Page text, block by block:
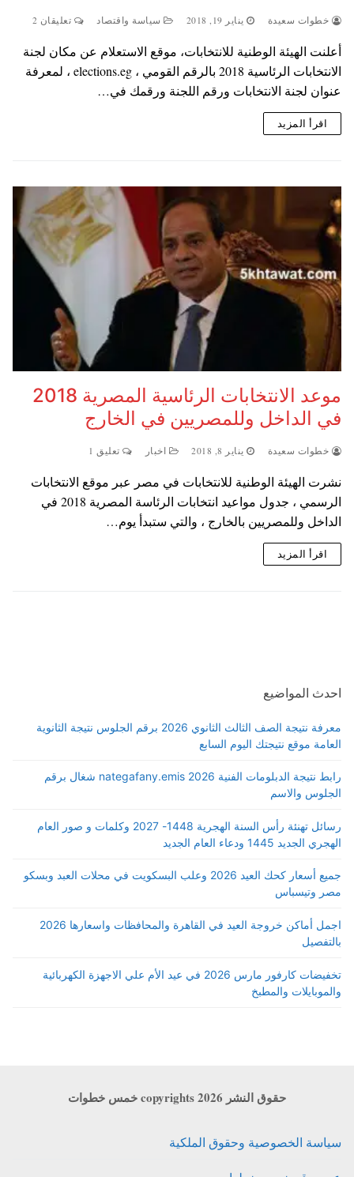
خطوات سعيدة يناير 19, 2018 سياسة واقتصاد تعليقان 2
أعلنت الهيئة الوطنية للانتخابات، موقع الاستعلام عن مكان لجنة
الانتخابات الرئاسية 2018 بالرقم القومي ، elections.eg ، لمعرفة
عنوان لجنة الانتخابات ورقم اللجنة ورقمك في…
اقرأ المزيد
موعد الانتخابات الرئاسية المصرية 2018
في الداخل وللمصريين في الخارج
خطوات سعيدة يناير 8, 2018 اخبار تعليق 1
نشرت الهيئة الوطنية للانتخابات في مصر عبر موقع الانتخابات
الرسمي ، جدول مواعيد انتخابات الرئاسة المصرية 2018 في
الداخل وللمصريين بالخارج ، والتي ستبدأ يوم…
اقرأ المزيد
احدث المواضيع
معرفة نتيجة الصف الثالث الثانوي 2026 برقم الجلوس نتيجة الثانوية
العامة موقع نتيجتك اليوم السابع
رابط نتيجة الدبلومات الفنية 2026 nategafany.emis شغال برقم
الجلوس والاسم
رسائل تهنئة رأس السنة الهجرية 1448- 2027 وكلمات و صور العام
الهجري الجديد 1445 ودعاء العام الجديد
جميع أسعار كحك العيد 2026 وعلب البسكويت في محلات العبد وبسكو
مصر وتيسباس
اجمل أماكن خروجة العيد في القاهرة والمحافظات واسعارها 2026
بالتفصيل
تخفيضات كارفور مارس 2026 في عيد الأم علي الاجهزة الكهربائية
والموبايلات والمطبخ
حقوق النشر copyrights 2026 خمس خطوات
سياسة الخصوصية وحقوق الملكية